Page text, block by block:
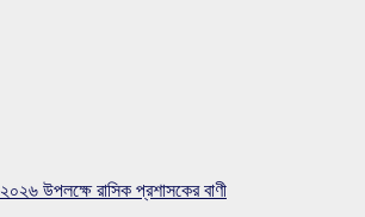
উপলক্ষে রাসিক প্রশাসকের বাণী